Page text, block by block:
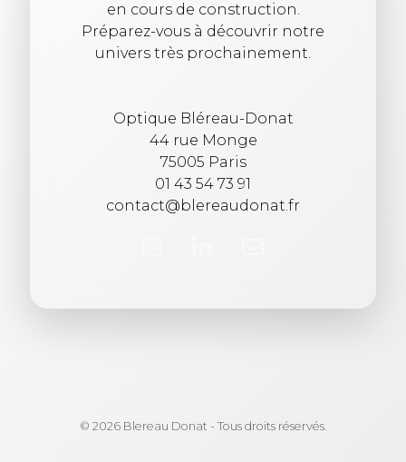
en cours de construction.
Préparez-vous à découvrir notre
univers très prochainement.
Optique Bléreau-Donat
44 rue Monge
75005 Paris
01 43 54 73 91
contact@blereaudonat.fr
© 2026 Blereau Donat - Tous droits réservés.